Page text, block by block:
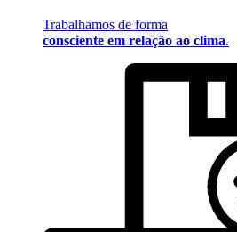
Trabalhamos de forma
consciente em relação ao clima.